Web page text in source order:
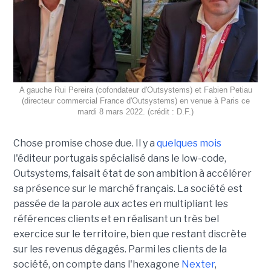
A gauche Rui Pereira (cofondateur d'Outsystems) et Fabien Petiau
(directeur commercial France d'Outsystems) en venue à Paris ce
mardi 8 mars 2022. (crédit : D.F.)
Chose promise chose due. Il y a quelques mois
l'éditeur portugais spécialisé dans le low-code,
Outsystems, faisait état de son ambition à accélérer
sa présence sur le marché français. La société est
passée de la parole aux actes en multipliant les
références clients et en réalisant un très bel
exercice sur le territoire, bien que restant discrète
sur les revenus dégagés. Parmi les clients de la
société, on compte dans l'hexagone Nexter,